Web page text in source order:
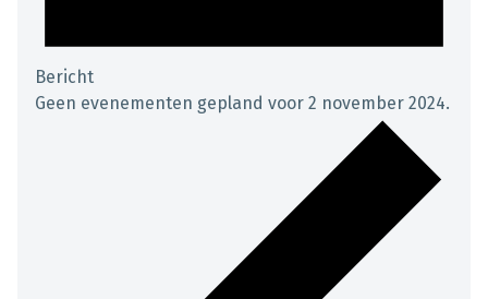
Bericht
Geen evenementen gepland voor 2 november 2024.